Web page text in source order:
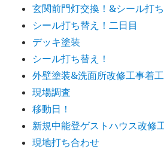
玄関前門灯交換！&シール打ち
シール打ち替え！二日目
デッキ塗装
シール打ち替え！
外壁塗装&洗面所改修工事着工
現場調査
移動日！
新規中能登ゲストハウス改修
現地打ち合わせ